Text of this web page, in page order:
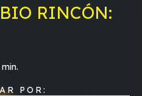
RINCÓN:
POR: